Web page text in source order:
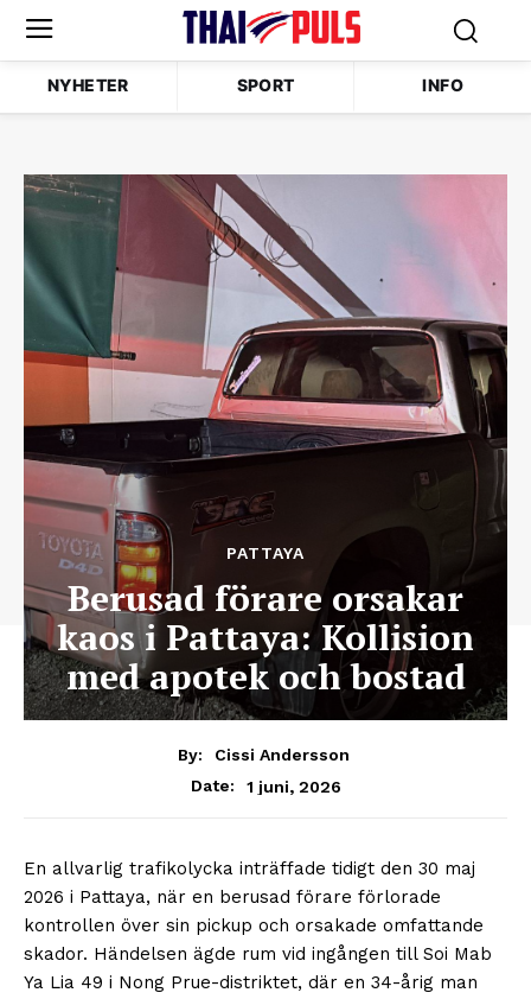
NYHETER SPORT INFO
PATTAYA
Berusad förare orsakar
kaos i Pattaya: Kollision
med apotek och bostad
By:
Cissi Andersson
Date:
1 juni, 2026
En allvarlig trafikolycka inträffade tidigt den 30 maj
2026 i Pattaya, när en berusad förare förlorade
kontrollen över sin pickup och orsakade omfattande
skador. Händelsen ägde rum vid ingången till Soi Mab
Ya Lia 49 i Nong Prue-distriktet, där en 34-årig man